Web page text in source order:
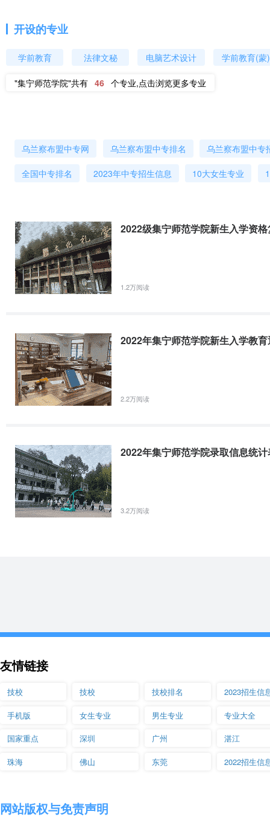
开设的专业
学前教育 法律文秘 电脑艺术设计 学前教育(蒙)
"集宁师范学院"共有 46 个专业,点击浏览更多专业
乌兰察布盟中专网 乌兰察布盟中专排名 乌兰察布盟中专
全国中专排名 2023年中专招生信息 10大女生专业
2022级集宁师范学院新生入学资
1.2万阅读
2022年集宁师范学院新生入学教
2.2万阅读
2022年集宁师范学院录取信息统计
3.2万阅读
友情链接
技校 技校 技校排名 2023招生信
手机版 女生专业 男生专业 专业大全
国家重点 深圳 广州 湛江
珠海 佛山 东莞 2022招生信
网站版权与免责声明